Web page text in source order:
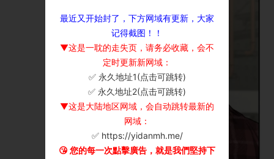
最近又开始封了，下方网域有更新，大家
记得截图！！
▼这是一耽的走失页，请务必收藏，会不
定时更新新网域：
✅ 永久地址1(点击可跳转)
✅ 永久地址2(点击可跳转)
▼这是大陆地区网域，会自动跳转最新的
网域：
✅ https://yidanmh.me/
😘 您的每一次點擊廣告，就是我們堅持下